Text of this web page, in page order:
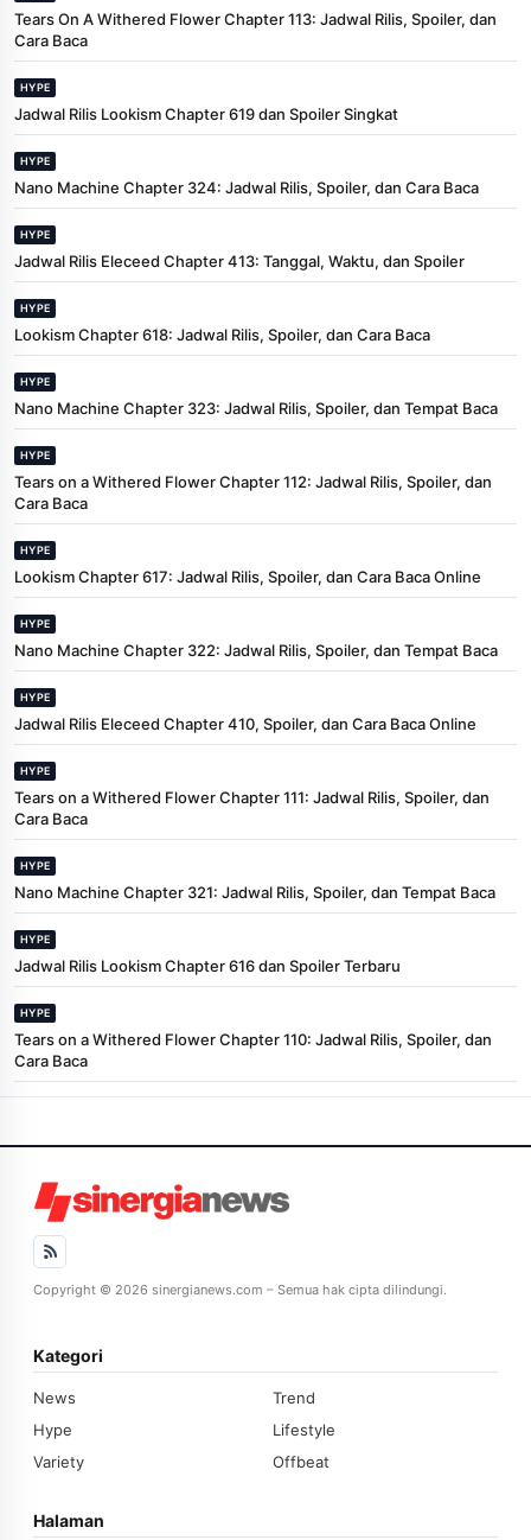
Tears On A Withered Flower Chapter 113: Jadwal Rilis, Spoiler, dan
Cara Baca
HYPE
Jadwal Rilis Lookism Chapter 619 dan Spoiler Singkat
HYPE
Nano Machine Chapter 324: Jadwal Rilis, Spoiler, dan Cara Baca
HYPE
Jadwal Rilis Eleceed Chapter 413: Tanggal, Waktu, dan Spoiler
HYPE
Lookism Chapter 618: Jadwal Rilis, Spoiler, dan Cara Baca
HYPE
Nano Machine Chapter 323: Jadwal Rilis, Spoiler, dan Tempat Baca
HYPE
Tears on a Withered Flower Chapter 112: Jadwal Rilis, Spoiler, dan
Cara Baca
HYPE
Lookism Chapter 617: Jadwal Rilis, Spoiler, dan Cara Baca Online
HYPE
Nano Machine Chapter 322: Jadwal Rilis, Spoiler, dan Tempat Baca
HYPE
Jadwal Rilis Eleceed Chapter 410, Spoiler, dan Cara Baca Online
HYPE
Tears on a Withered Flower Chapter 111: Jadwal Rilis, Spoiler, dan
Cara Baca
HYPE
Nano Machine Chapter 321: Jadwal Rilis, Spoiler, dan Tempat Baca
HYPE
Jadwal Rilis Lookism Chapter 616 dan Spoiler Terbaru
HYPE
Tears on a Withered Flower Chapter 110: Jadwal Rilis, Spoiler, dan
Cara Baca
Copyright © 2026 sinergianews.com – Semua hak cipta dilindungi.
Kategori
News
Trend
Hype
Lifestyle
Variety
Offbeat
Halaman